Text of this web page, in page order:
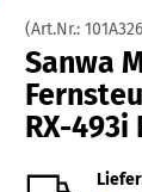
(Art.Nr.:
Sanwa
RX-493i